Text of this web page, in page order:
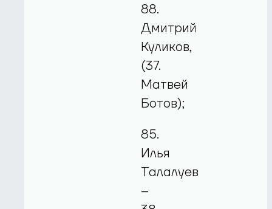
88.
Дмитрий
Куликов,
(37.
Матвей
Ботов);
85.
Илья
Талалуев
–